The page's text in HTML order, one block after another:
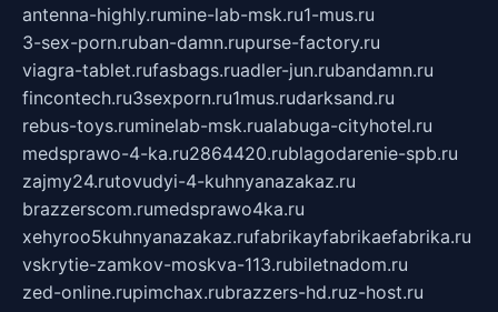
antenna-highly.rumine-lab-msk.ru1-mus.ru
3-sex-porn.ruban-damn.rupurse-factory.ru
viagra-tablet.rufasbags.ruadler-jun.rubandamn.ru
fincontech.ru3sexporn.ru1mus.rudarksand.ru
rebus-toys.ruminelab-msk.rualabuga-cityhotel.ru
medsprawo-4-ka.ru2864420.rublagodarenie-spb.ru
zajmy24.rutovudyi-4-kuhnyanazakaz.ru
brazzerscom.rumedsprawo4ka.ru
xehyroo5kuhnyanazakaz.rufabrikayfabrikaefabrika.ru
vskrytie-zamkov-moskva-113.rubiletnadom.ru
zed-online.rupimchax.rubrazzers-hd.ruz-host.ru